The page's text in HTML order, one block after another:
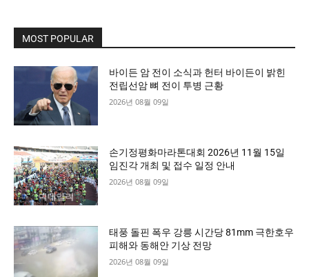
MOST POPULAR
바이든 암 전이 소식과 헌터 바이든이 밝힌
전립선암 뼈 전이 투병 근황
2026년 08월 09일
손기정평화마라톤대회 2026년 11월 15일
임진각 개최 및 접수 일정 안내
2026년 08월 09일
태풍 돌핀 폭우 강릉 시간당 81mm 극한호우
피해와 동해안 기상 전망
2026년 08월 09일